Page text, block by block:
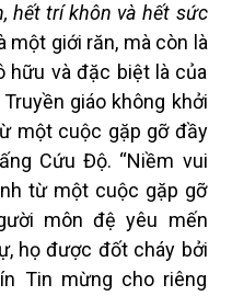
hết trí khôn và hết sức
một giới răn, mà còn là
hữu và đặc biệt là của
giáo không khởi
một cuộc gặp gỡ đầy
Cứu Độ. “Niềm vui
từ một cuộc gặp gỡ
môn đệ yêu mến
họ được đốt cháy bởi
Tin mừng cho riêng